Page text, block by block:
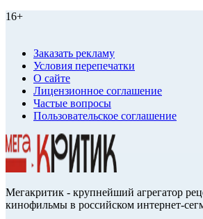
16+
Заказать рекламу
Условия перепечатки
О сайте
Лицензионное соглашение
Частые вопросы
Пользовательское соглашение
Мегакритик - крупнейший агрегатор
кинофильмы в российском интернет-